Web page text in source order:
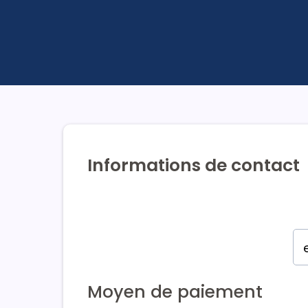
Informations de contact
Moyen de paiement